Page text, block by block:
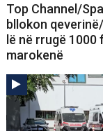
Top Channel/
bllokon
lë në rrugë 1000
marokenë